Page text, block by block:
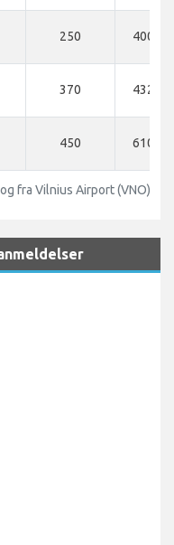
250 400 KM
370 432 KM
450 610 KM
fra Vilnius Airport (VNO)